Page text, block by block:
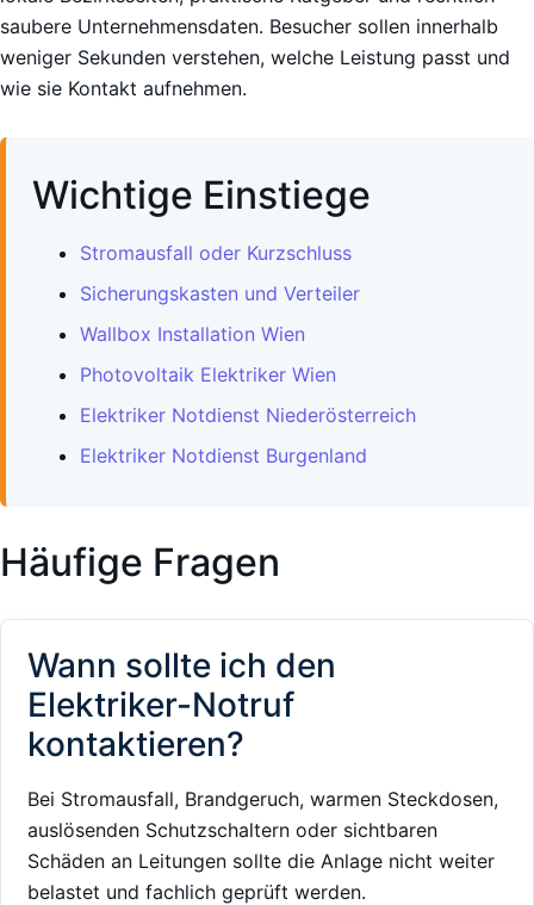
saubere Unternehmensdaten. Besucher sollen innerhalb
weniger Sekunden verstehen, welche Leistung passt und
wie sie Kontakt aufnehmen.
Wichtige Einstiege
Stromausfall oder Kurzschluss
Sicherungskasten und Verteiler
Wallbox Installation Wien
Photovoltaik Elektriker Wien
Elektriker Notdienst Niederösterreich
Elektriker Notdienst Burgenland
Häufige Fragen
Wann sollte ich den
Elektriker-Notruf
kontaktieren?
Bei Stromausfall, Brandgeruch, warmen Steckdosen,
auslösenden Schutzschaltern oder sichtbaren
Schäden an Leitungen sollte die Anlage nicht weiter
belastet und fachlich geprüft werden.